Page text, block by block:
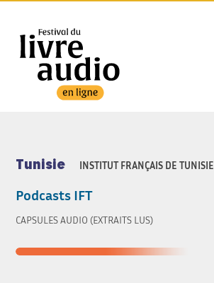
Tunisie INSTITUT FRANÇAIS DE TUNISIE
Podcasts IFT
CAPSULES AUDIO (EXTRAITS LUS)